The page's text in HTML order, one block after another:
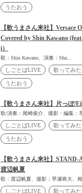
うたおう
【歌うまさん来社】Versace
Covered by Shin Kawano
i）
歌：Shin Kawano、演奏：Shu...
しごとばLIVE 歌ってみた
うたおう
【歌うまさん来社】片っぽ/
歌/演奏：尾崎俊介、撮影・編集：
しごとばLIVE 歌ってみた
うたおう
【歌うまさん来社】
渡辺帆夏
歌：渡辺帆夏、撮影：早瀬将大、相
しごとばLIVE 歌ってみた